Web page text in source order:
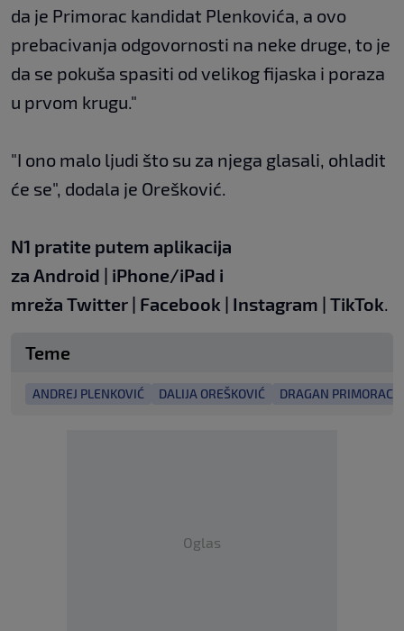
da je Primorac kandidat Plenkovića, a ovo
prebacivanja odgovornosti na neke druge, to je
da se pokuša spasiti od velikog fijaska i poraza
u prvom krugu."
"I ono malo ljudi što su za njega glasali, ohladit
će se", dodala je Orešković.
N1 pratite putem aplikacija
za Android | iPhone/iPad i
mreža Twitter | Facebook | Instagram | TikTok.
Teme
ANDREJ PLENKOVIĆ DALIJA OREŠKOVIĆ DRAGAN PRIMORAC
Oglas